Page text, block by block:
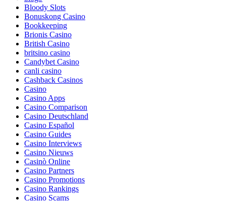
Bloody Slots
Bonuskong Casino
Bookkeeping
Brionis Casino
British Casino
britsino casino
Candybet Casino
canli casino
Cashback Casinos
Casino
Casino Apps
Casino Comparison
Casino Deutschland
Casino Español
Casino Guides
Casino Interviews
Casino Nieuws
Casinò Online
Casino Partners
Casino Promotions
Casino Rankings
Casino Scams